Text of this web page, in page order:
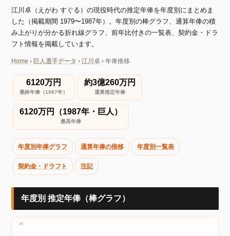
江川卓（えがわ すぐる）の現役時代の推定年俸を年度別にまとめま
した（掲載期間 1979〜1987年）。年度別の棒グラフ、通算年俸の積
み上がりが分かる折れ線グラフ、前年比付きの一覧表、契約金・ドラ
フト情報を掲載しています。
Home › 巨人選手データ › 江川卓 › 年俸推移
6120万円
最終年俸（1987年）
約3億260万円
通算推定年俸
6120万円（1987年・巨人）
最高年俸
年度別年俸グラフ 通算年俸の推移 年度別一覧表
契約金・ドラフト 注記
年度別 推定年俸（棒グラフ）
1億